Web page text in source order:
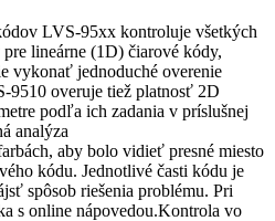
LVS-95xx kontroluje všetkých
lineárne (1D) čiarové kódy,
vykonať jednoduché overenie
9510 overuje tiež platnosť 2D
podľa ich zadania v príslušnej
analýza
aby bolo vidieť presné miesto
kódu. Jednotlivé časti kódu je
spôsob riešenia problému. Pri
s online nápovedou.Kontrola vo